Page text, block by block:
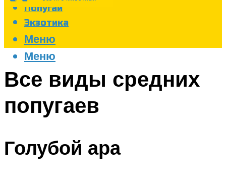
Попугаи
Экзотика
Меню
Меню
Все виды средних
попугаев
Голубой ара